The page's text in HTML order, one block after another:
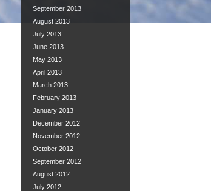
September 2013
August 2013
July 2013
June 2013
May 2013
April 2013
March 2013
February 2013
January 2013
December 2012
November 2012
October 2012
September 2012
August 2012
July 2012